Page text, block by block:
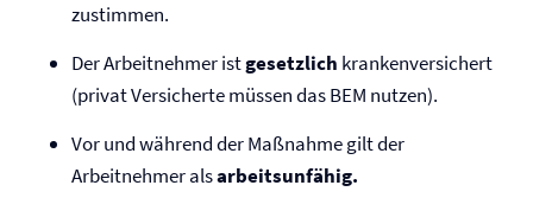
zustimmen.
Der Arbeitnehmer istgesetzlich krankenversichert
(privat Versicherte müssen das BEM nutzen).
Vor und während der Maßnahme gilt der
Arbeitnehmer alsarbeitsunfähig.